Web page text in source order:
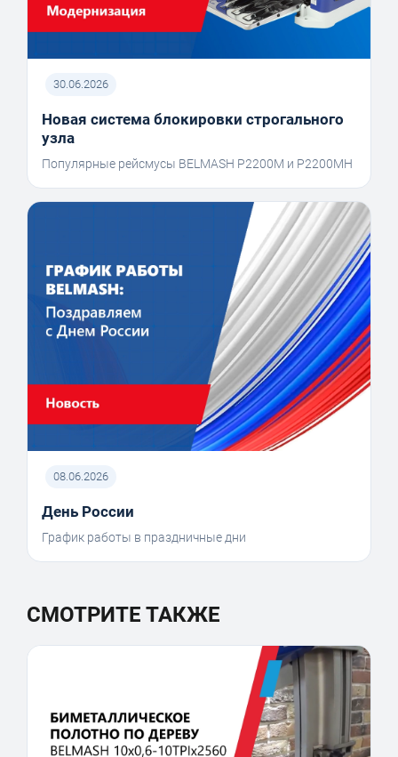
30.06.2026
Новая система блокировки строгального
узла
Популярные рейсмусы BELMASH P2200M и P2200MH
08.06.2026
День России
График работы в праздничные дни
СМОТРИТЕ ТАКЖЕ